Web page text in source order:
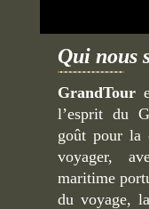
Qui nous
GrandTour
l’esprit du
goût pour la
voyager,
maritime
du voyage,